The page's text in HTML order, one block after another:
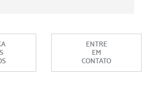
ENTRE
EM
CONTATO